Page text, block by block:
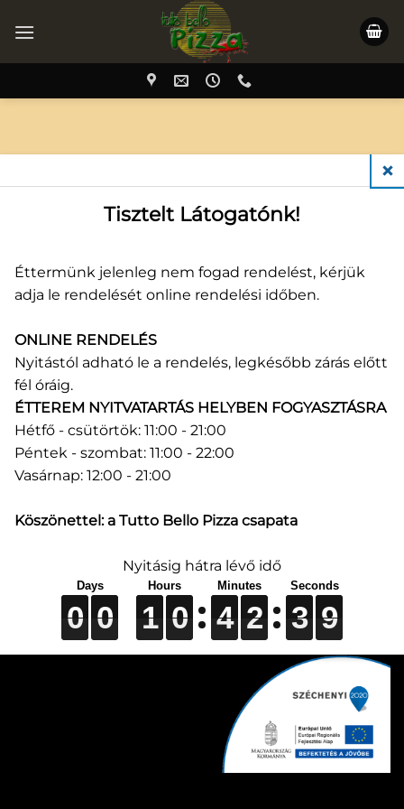
megadását követően küldünk egy hivatkozást,
amelynek segítségével új jelszót lehet létrehozni
TUTTO BELLO PIZZÉRIA & ÉTTEREM © 2018-2024.
Minden jog fenntartva!
IT & WEB & SEC:MorNeo IT // SZÁMLÁZÁS:
Számlázz.hu // WEBHOSTING:MikroVPS Kft.
Tisztelt Látogatónk!
Éttermünk jelenleg nem fogad rendelést, kérjük
adja le rendelését online rendelési időben.
ONLINE RENDELÉS
Nyitástól adható le a rendelés, legkésőbb zárás előtt
fél óráig.
ÉTTEREM NYITVATARTÁS HELYBEN FOGYASZTÁSRA
Hétfő - csütörtök: 11:00 - 21:00
Péntek - szombat: 11:00 - 22:00
Vasárnap: 12:00 - 21:00
Köszönettel: a Tutto Bello Pizza csapata
Nyitásig hátra lévő idő
0
0
0
0 0
0
0
0 1
1
1
1 0
0
0
0 4
4
4
4 2
2
2
2 3
3
3
3 8
9
8
9